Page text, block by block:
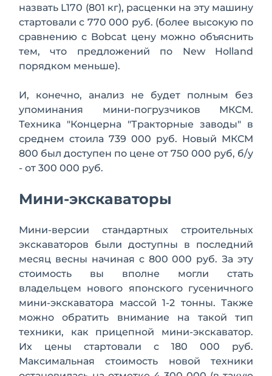
назвать L170 (801 кг), расценки на эту машину
стартовали с 770 000 руб. (более высокую по
сравнению с Bobcat цену можно объяснить
тем, что предложений по New Holland
порядком меньше).
И, конечно, анализ не будет полным без
упоминания мини-погрузчиков МКСМ.
Техника "Концерна "Тракторные заводы" в
среднем стоила 739 000 руб. Новый МКСМ
800 был доступен по цене от 750 000 руб, б/у
- от 300 000 руб.
Мини-экскаваторы
Мини-версии стандартных строительных
экскаваторов были доступны в последний
месяц весны начиная с 800 000 руб. За эту
стоимость вы вполне могли стать
владельцем нового японского гусеничного
мини-экскаватора массой 1-2 тонны. Также
можно обратить внимание на такой тип
техники, как прицепной мини-экскаватор.
Их цены стартовали с 180 000 руб.
Максимальная стоимость новой техники